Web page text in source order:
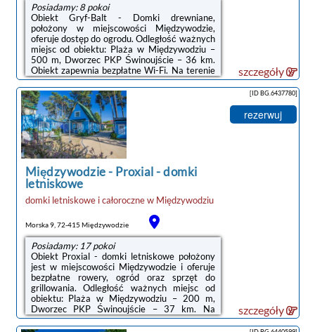
Posiadamy: 8 pokoi
Obiekt Gryf-Balt - Domki drewniane,
położony w miejscowości Międzywodzie,
oferuje dostęp do ogrodu. Odległość ważnych
miejsc od obiektu: Plaża w Międzywodziu –
500 m, Dworzec PKP Świnoujście – 36 km.
Obiekt zapewnia bezpłatne Wi-Fi. Na terenie
obiektu dostępny jest też prywatny
parking.W obiekcie zapewniono część
wypoczynkową z telewizorem z płaskim
ekranem, aneks kuchenny z pełnym
wyposażeniem, w tym lodówką i płytą
kuchenną, a także prywatną łazienkę z
prysznicem. Do dyspozycji Gości jest też
taras.Odległość ważnych miejsc od obiektu:
Park Zdrojowy – ...
szczegóły
Międzywodzie- Proxial - domki
letniskowe
domki letniskowe i całorocznew Międzywodziu
Morska 9, 72-415 Międzywodzie
Posiadamy: 17 pokoi
Obiekt Proxial - domki letniskowe położony
jest w miejscowości Międzywodzie i oferuje
bezpłatne rowery, ogród oraz sprzęt do
grillowania. Odległość ważnych miejsc od
obiektu: Plaża w Międzywodziu – 200 m,
Dworzec PKP Świnoujście – 37 km. Na
terenie obiektu znajduje się prywatny
[ID BG.6437780]
rezerwuj
szczegóły